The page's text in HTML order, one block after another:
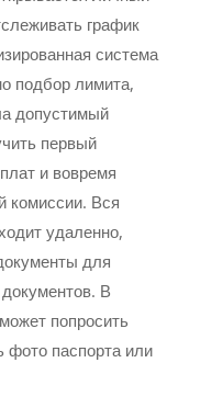
график
система
подбор лимита,
допустимый
первый
и вовремя
комиссии. Вся
удаленно,
для
В
попросить
фото паспорта или